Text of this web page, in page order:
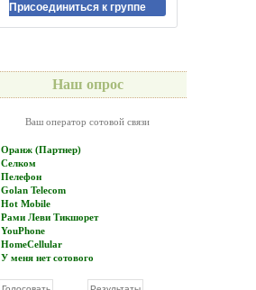
Присоединиться к группе
Наш опрос
Ваш оператор сотовой связи
Оранж (Партнер)
Селком
Пелефон
Golan Telecom
Hot Mobile
Рами Леви Тикшорет
YouPhone
HomeCellular
У меня нет сотового